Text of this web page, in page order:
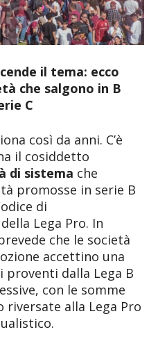
il tema: ecco
che salgono in B
C
così da anni. C’è
il cosiddetto
di sistema che
promosse in serie B
di
Lega Pro. In
che le società
accettino una
proventi dalla Lega B
con le somme
alla Lega Pro